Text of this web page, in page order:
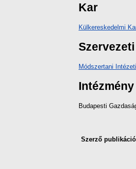
Kar
Külkereskedelmi
Módszertani
Intézmény
Budapesti
Szerző